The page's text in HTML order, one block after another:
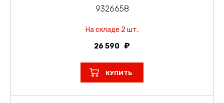
9326658
На складе 2 шт.
26 590
КУПИТЬ